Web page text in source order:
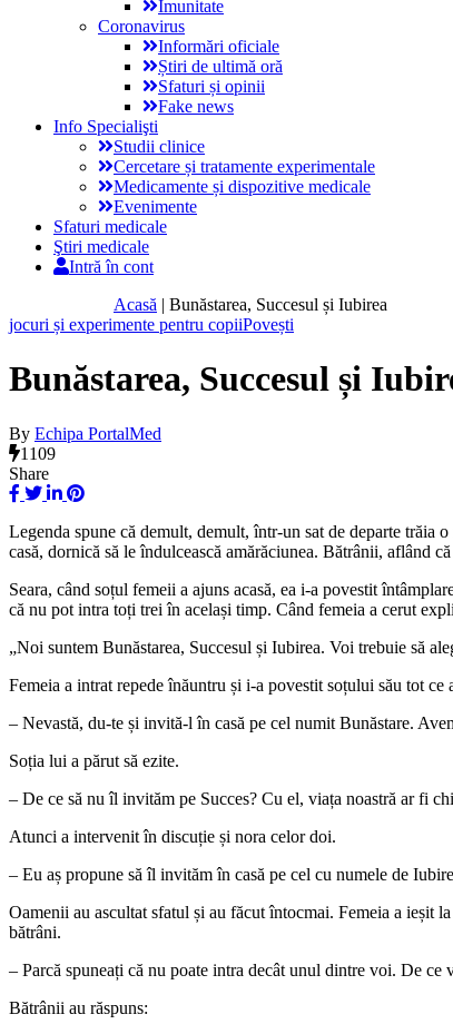
Imunitate
Coronavirus
Informări oficiale
Știri de ultimă oră
Sfaturi și opinii
Fake news
Info Specialişti
Studii clinice
Cercetare și tratamente experimentale
Medicamente și dispozitive medicale
Evenimente
Sfaturi medicale
Ştiri medicale
Intră în cont
Acasă | Bunăstarea, Succesul și Iubirea
jocuri și experimente pentru copiiPovești
Bunăstarea, Succesul și
By Echipa PortalMed
1109
Share
Legenda spune că demult, demult, într-un sat de departe
casă, dornică să le îndulcească amărăciunea. Bătrânii, aflând
Seara, când soțul femeii a ajuns acasă, ea i-a povestit
că nu pot intra toți trei în același timp. Când femeia a cerut
„Noi suntem Bunăstarea, Succesul și Iubirea. Voi trebuie să
Femeia a intrat repede înăuntru și i-a povestit soțului său tot
– Nevastă, du-te și invită-l în casă pe cel numit Bunăstare.
Soția lui a părut să ezite.
– De ce să nu îl invităm pe Succes? Cu el, viața noastră ar fi
Atunci a intervenit în discuție și nora celor doi.
– Eu aș propune să îl invităm în casă pe cel cu numele de
Oamenii au ascultat sfatul și au făcut întocmai. Femeia a ieșit
bătrâni.
– Parcă spuneați că nu poate intra decât unul dintre voi. De
Bătrânii au răspuns: